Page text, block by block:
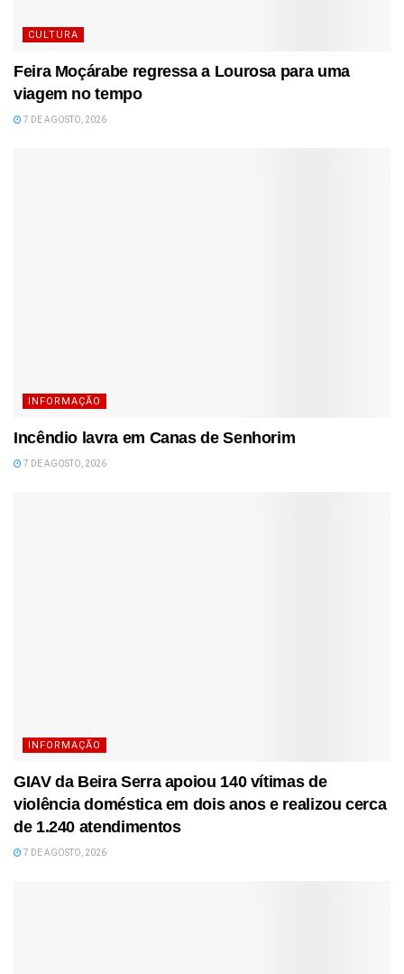
CULTURA
Feira Moçárabe regressa a Lourosa para uma
viagem no tempo
7 DE AGOSTO, 2026
INFORMAÇÃO
Incêndio lavra em Canas de Senhorim
7 DE AGOSTO, 2026
INFORMAÇÃO
GIAV da Beira Serra apoiou 140 vítimas de
violência doméstica em dois anos e realizou cerca
de 1.240 atendimentos
7 DE AGOSTO, 2026